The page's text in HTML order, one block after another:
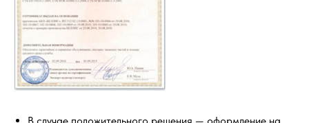
В случае положительного решения — оформление на